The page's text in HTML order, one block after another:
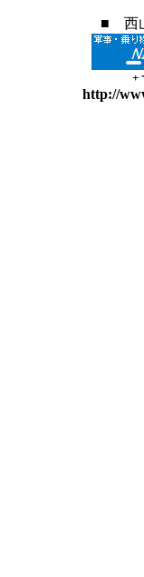
■ 西
+
http://